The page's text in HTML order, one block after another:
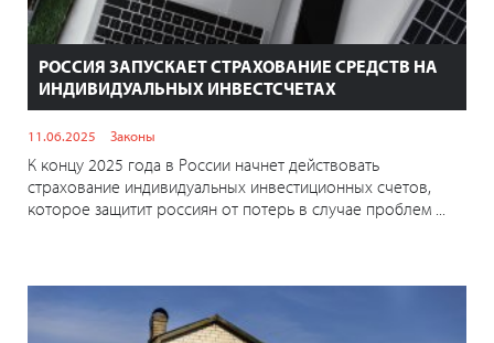
РОССИЯ ЗАПУСКАЕТ СТРАХОВАНИЕ СРЕДСТВ НА
ИНДИВИДУАЛЬНЫХ ИНВЕСТСЧЕТАХ
11.06.2025 Законы
К концу 2025 года в России начнет действовать
страхование индивидуальных инвестиционных счетов,
которое защитит россиян от потерь в случае проблем ...